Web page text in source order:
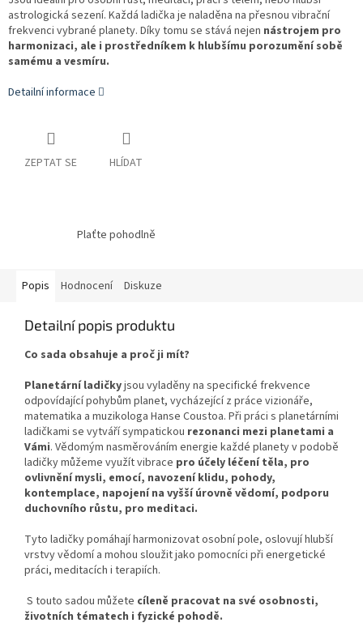
astrologická sezení. Každá ladička je naladěna na přesnou vibrační
frekvenci vybrané planety. Díky tomu se stává nejen nástrojem pro
harmonizaci, ale i prostředníkem k hlubšímu porozumění sobě
samému a vesmíru.
Detailní informace
ZEPTAT SE HLÍDAT
Plaťte pohodlně
Popis Hodnocení Diskuze
Detailní popis produktu
Co sada obsahuje a proč ji mít?
Planetární ladičkyjsou vyladěny na specifické frekvence
odpovídající pohybům planet, vycházející z práce vizionáře,
matematika a muzikologa Hanse Coustoa. Při práci s planetárními
ladičkami se vytváří sympatickou rezonanci mezi planetami a
Vámi. Vědomým nasměrováním energie každé planety v podobě
ladičky můžeme využít vibrace pro účely léčení těla, pro
ovlivnění mysli, emocí, navození klidu, pohody,
kontemplace, napojení na vyšší úrovně vědomí, podporu
duchovního růstu, pro meditaci.
Tyto ladičky pomáhají harmonizovat osobní pole, oslovují hlubší
vrstvy vědomí a mohou sloužit jako pomocníci při energetické
práci, meditacích i terapiích.
S touto sadou můžete cíleně pracovat na své osobnosti,
životních tématech i fyzické pohodě.